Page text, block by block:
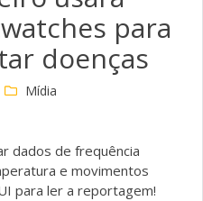
para
doenças
Mídia
dados de frequência
e movimentos
para ler a reportagem!